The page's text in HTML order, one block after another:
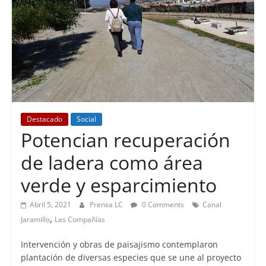
Destacado Social
Potencian recuperación
de ladera como área
verde y esparcimiento
Abril 5, 2021 Prensa LC 0 Comments
Canal
Jaramillo, Las Compañías
Intervención y obras de paisajismo contemplaron
plantación de diversas especies que se une al proyecto